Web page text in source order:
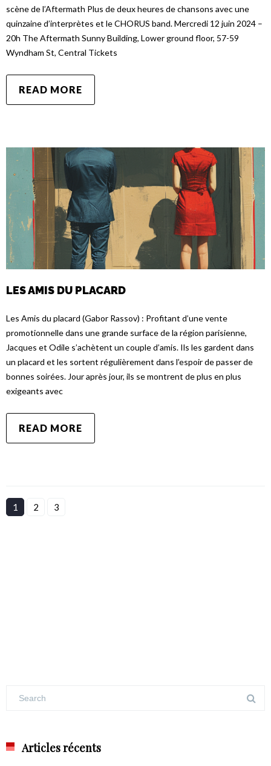
scène de l’Aftermath Plus de deux heures de chansons avec une
quinzaine d’interprètes et le CHORUS band. Mercredi 12 juin 2024 –
20h The Aftermath Sunny Building, Lower ground floor, 57-59
Wyndham St, Central Tickets
READ MORE
LES AMIS DU PLACARD
Les Amis du placard (Gabor Rassov) : Profitant d’une vente
promotionnelle dans une grande surface de la région parisienne,
Jacques et Odile s’achètent un couple d’amis. Ils les gardent dans
un placard et les sortent régulièrement dans l’espoir de passer de
bonnes soirées. Jour après jour, ils se montrent de plus en plus
exigeants avec
READ MORE
1 2 3
Articles récents